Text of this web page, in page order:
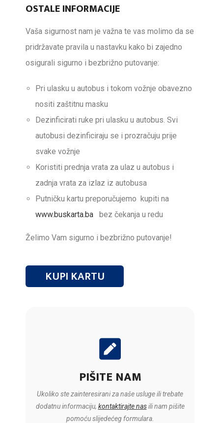
OSTALE INFORMACIJE
Vaša sigurnost nam je važna te vas molimo da se
pridržavate pravila u nastavku kako bi zajedno
osigurali sigurno i bezbrižno putovanje:
Pri ulasku u autobus i tokom vožnje obavezno
nositi zaštitnu masku
Dezinficirati ruke pri ulasku u autobus. Svi
autobusi dezinficiraju se i prozračuju prije
svake vožnje
Koristiti prednja vrata za ulaz u autobus i
zadnja vrata za izlaz iz autobusa
Putničku kartu preporučujemo kupiti na
www.buskarta.ba bez čekanja u redu
Želimo Vam sigurno i bezbrižno putovanje!
KUPI KARTU
PIŠITE NAM
Ukoliko ste zainteresirani za naše usluge ili trebate
dodatnu informaciju, kontaktirajte nasili nam pišite
pomoću slijedećeg formulara.